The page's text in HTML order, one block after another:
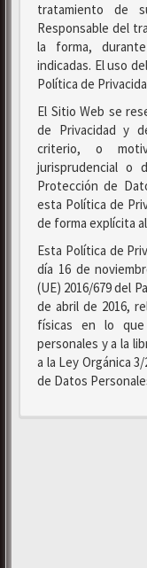
tratamiento de
Responsable del
la forma,
indicadas. El uso
Política de
El Sitio Web se
de Privacidad y
criterio, o
jurisprudencial o
Protección de
esta Política de
de forma explícita
Esta Política de
día 16 de
(UE) 2016/679 del
de abril de 2016,
físicas en lo
personales y a la
a la Ley Orgánica
de Datos